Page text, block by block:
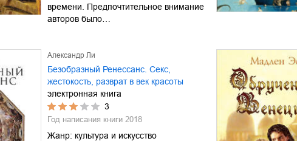
времени. Предпочтительное внимание
авторов было…
Александр Ли
Безобразный Ренессанс. Секс,
жестокость, разврат в век красоты
электронная книга
3
Год написания книги 2018
Жанр: культура и искусство